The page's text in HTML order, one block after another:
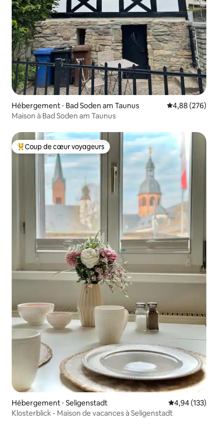
Hébergement ⋅ Bad Soden am Taunus Évaluation
4,88 (276)
Maison à Bad Soden am Taunus
Coups de cœur voyageurs les plus appréciés
Coup de cœur voyageurs
Hébergement ⋅ Seligenstadt Évaluation
4,94 (133)
Klosterblick - Maison de vacances à Seligenstadt